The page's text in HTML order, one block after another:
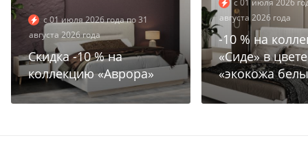
с 01 июля 2026 года по 31
августа 2026 года
Cкидка -10 % на
коллекцию «Аврора»
августа 2026 года
-10 % на
«Сиде» в цвете
«экокожа